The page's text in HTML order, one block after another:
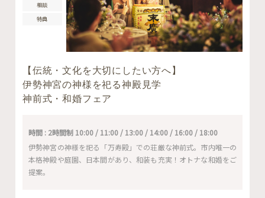
相談
特典
【伝統・文化を大切にしたい方へ】
伊勢神宮の神様を祀る神殿見学
神前式・和婚フェア
時間 : 2時間制 10:00 / 11:00 / 13:00 / 14:00 / 16:00 / 18:00
伊勢神宮の神様を祀る「万寿殿」での荘厳な神前式。市内唯一の
本格神殿や庭園、日本間があり、和装も充実！オトナな和婚をご
提案。